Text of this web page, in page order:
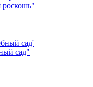
сад"